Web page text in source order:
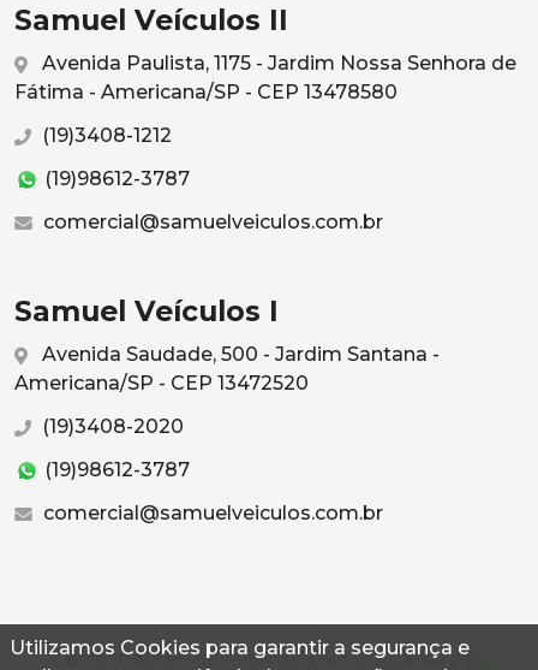
Utilizamos Cookies para garantir a segurança e
Samuel Veículos II
Avenida Paulista, 1175 - Jardim Nossa Senhora de
Fátima - Americana/SP - CEP 13478580
(19)3408-1212
(19)98612-3787
comercial@samuelveiculos.com.br
Samuel Veículos I
Avenida Saudade, 500 - Jardim Santana -
Americana/SP - CEP 13472520
(19)3408-2020
(19)98612-3787
comercial@samuelveiculos.com.br
© 2026 Autoconf. Todos os direitos reservados.